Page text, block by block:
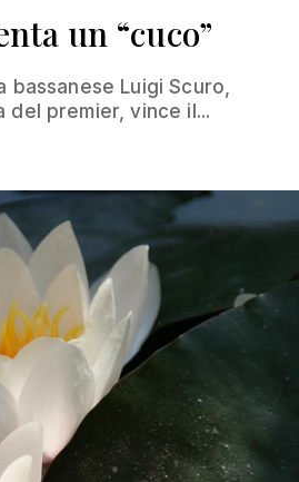
un “cuco”
bassanese Luigi Scuro,
del premier, vince il...